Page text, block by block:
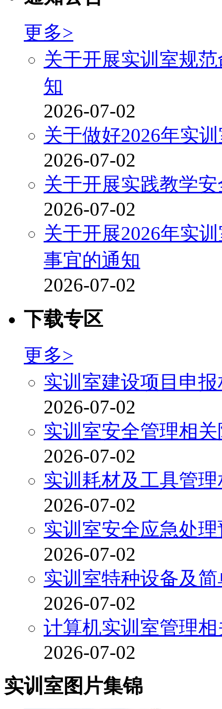
更多>
关于开展实训室规
知
2026-07-02
关于做好2026年实
2026-07-02
关于开展实践教学
2026-07-02
关于开展2026年实
事宜的通知
2026-07-02
下载专区
更多>
实训室建设项目申
2026-07-02
实训室安全管理相
2026-07-02
实训耗材及工具管
2026-07-02
实训室安全应急处
2026-07-02
实训室特种设备及
2026-07-02
计算机实训室管理
2026-07-02
实训室图片集锦